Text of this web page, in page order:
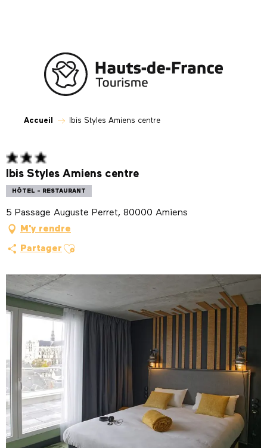
Accueil Ibis Styles Amiens centre
Ibis Styles Amiens centre
HÔTEL - RESTAURANT
5 Passage Auguste Perret, 80000 Amiens
M'y rendre
Partager Ajouter aux favoris